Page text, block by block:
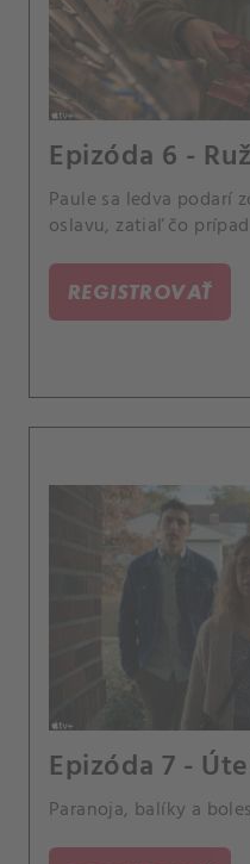
Epizóda 6 -
Paule sa ledva podarí
oslavu, zatiaľ čo
REGISTROVAŤ
Epizóda 7 -
Paranoja, balíky a